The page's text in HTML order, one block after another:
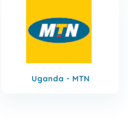
Uganda - MTN